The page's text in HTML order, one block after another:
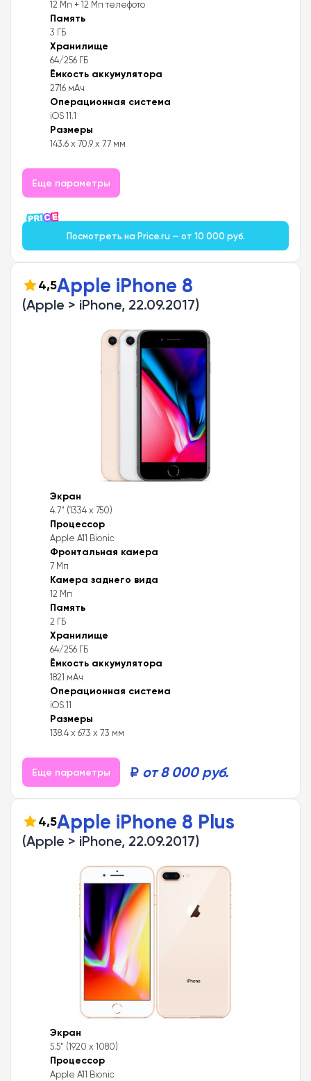
12 Мп + 12 Мп телефото
Память
3 ГБ
Хранилище
64/256 ГБ
Ёмкость аккумулятора
2716 мАч
Операционная система
iOS 11.1
Размеры
143.6 x 70.9 x 7.7 мм
Еще параметры
Посмотреть на Price.ru — от 10 000 руб.
4,5Apple iPhone 8
(Apple > iPhone, 22.09.2017)
Экран
4.7" (1334 x 750)
Процессор
Apple A11 Bionic
Фронтальная камера
7 Мп
Камера заднего вида
12 Мп
Память
2 ГБ
Хранилище
64/256 ГБ
Ёмкость аккумулятора
1821 мАч
Операционная система
iOS 11
Размеры
138.4 x 67.3 x 7.3 мм
Еще параметры ₽ от 8 000 руб.
4,5Apple iPhone 8 Plus
(Apple > iPhone, 22.09.2017)
Экран
5.5" (1920 x 1080)
Процессор
Apple A11 Bionic